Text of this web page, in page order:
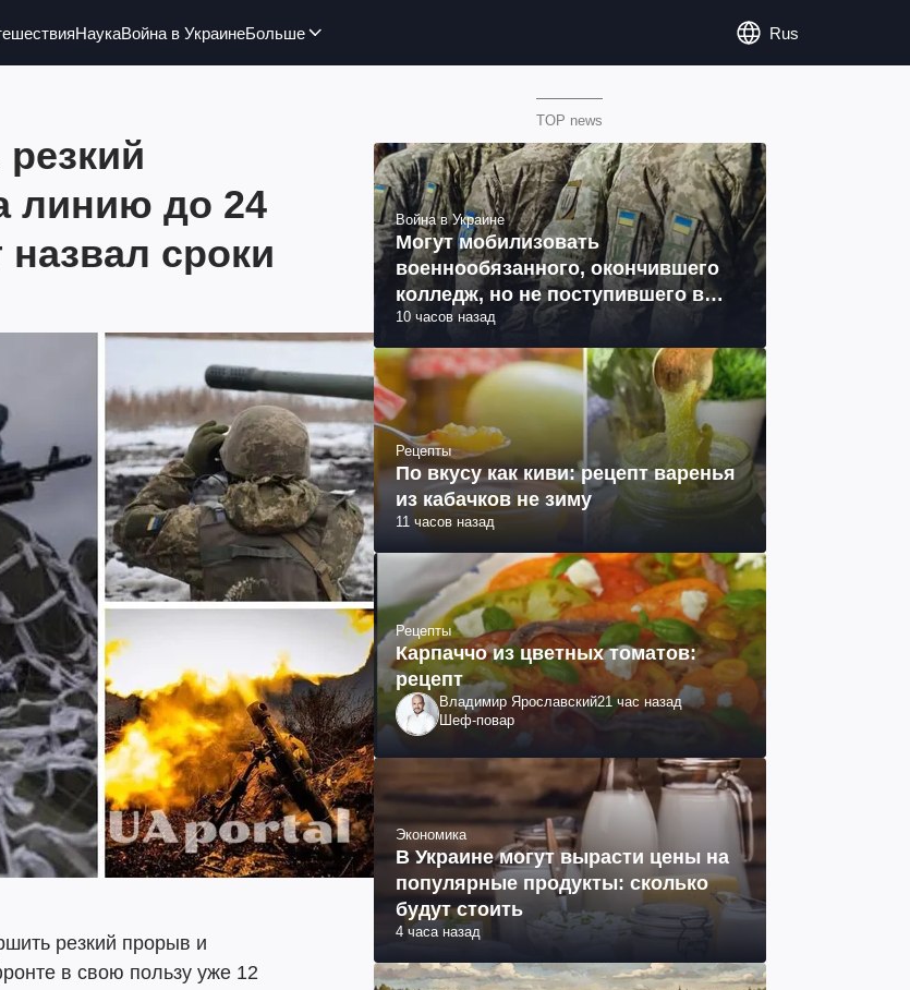
НаукаВойна в УкраинеБольше Rus
линию до 24
сроки
резкий прорыв и
в свою пользу уже 12
TOP news
Война в Украине
Могут мобилизовать
военнообязанного, окончившего
колледж, но не поступившего в
вуз: объяснение юриста
10 часов назад
Рецепты
По вкусу как киви: рецепт варенья
из кабачков не зиму
11 часов назад
Рецепты
Карпаччо из цветных томатов:
рецепт
Владимир Ярославский21 час назад
Шеф-повар
Экономика
В Украине могут вырасти цены на
популярные продукты: сколько
будут стоить
4 часа назад